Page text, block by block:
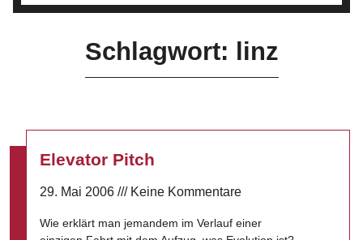
Schlagwort: linz
Elevator Pitch
29. Mai 2006 Keine Kommentare
Wie erklärt man jemandem im Verlauf einer